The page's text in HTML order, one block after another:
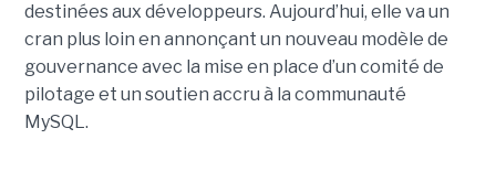
destinées aux développeurs. Aujourd’hui, elle va un
cran plus loin en annonçant un nouveau modèle de
gouvernance avec la mise en place d’un comité de
pilotage et un soutien accru à la communauté
MySQL.